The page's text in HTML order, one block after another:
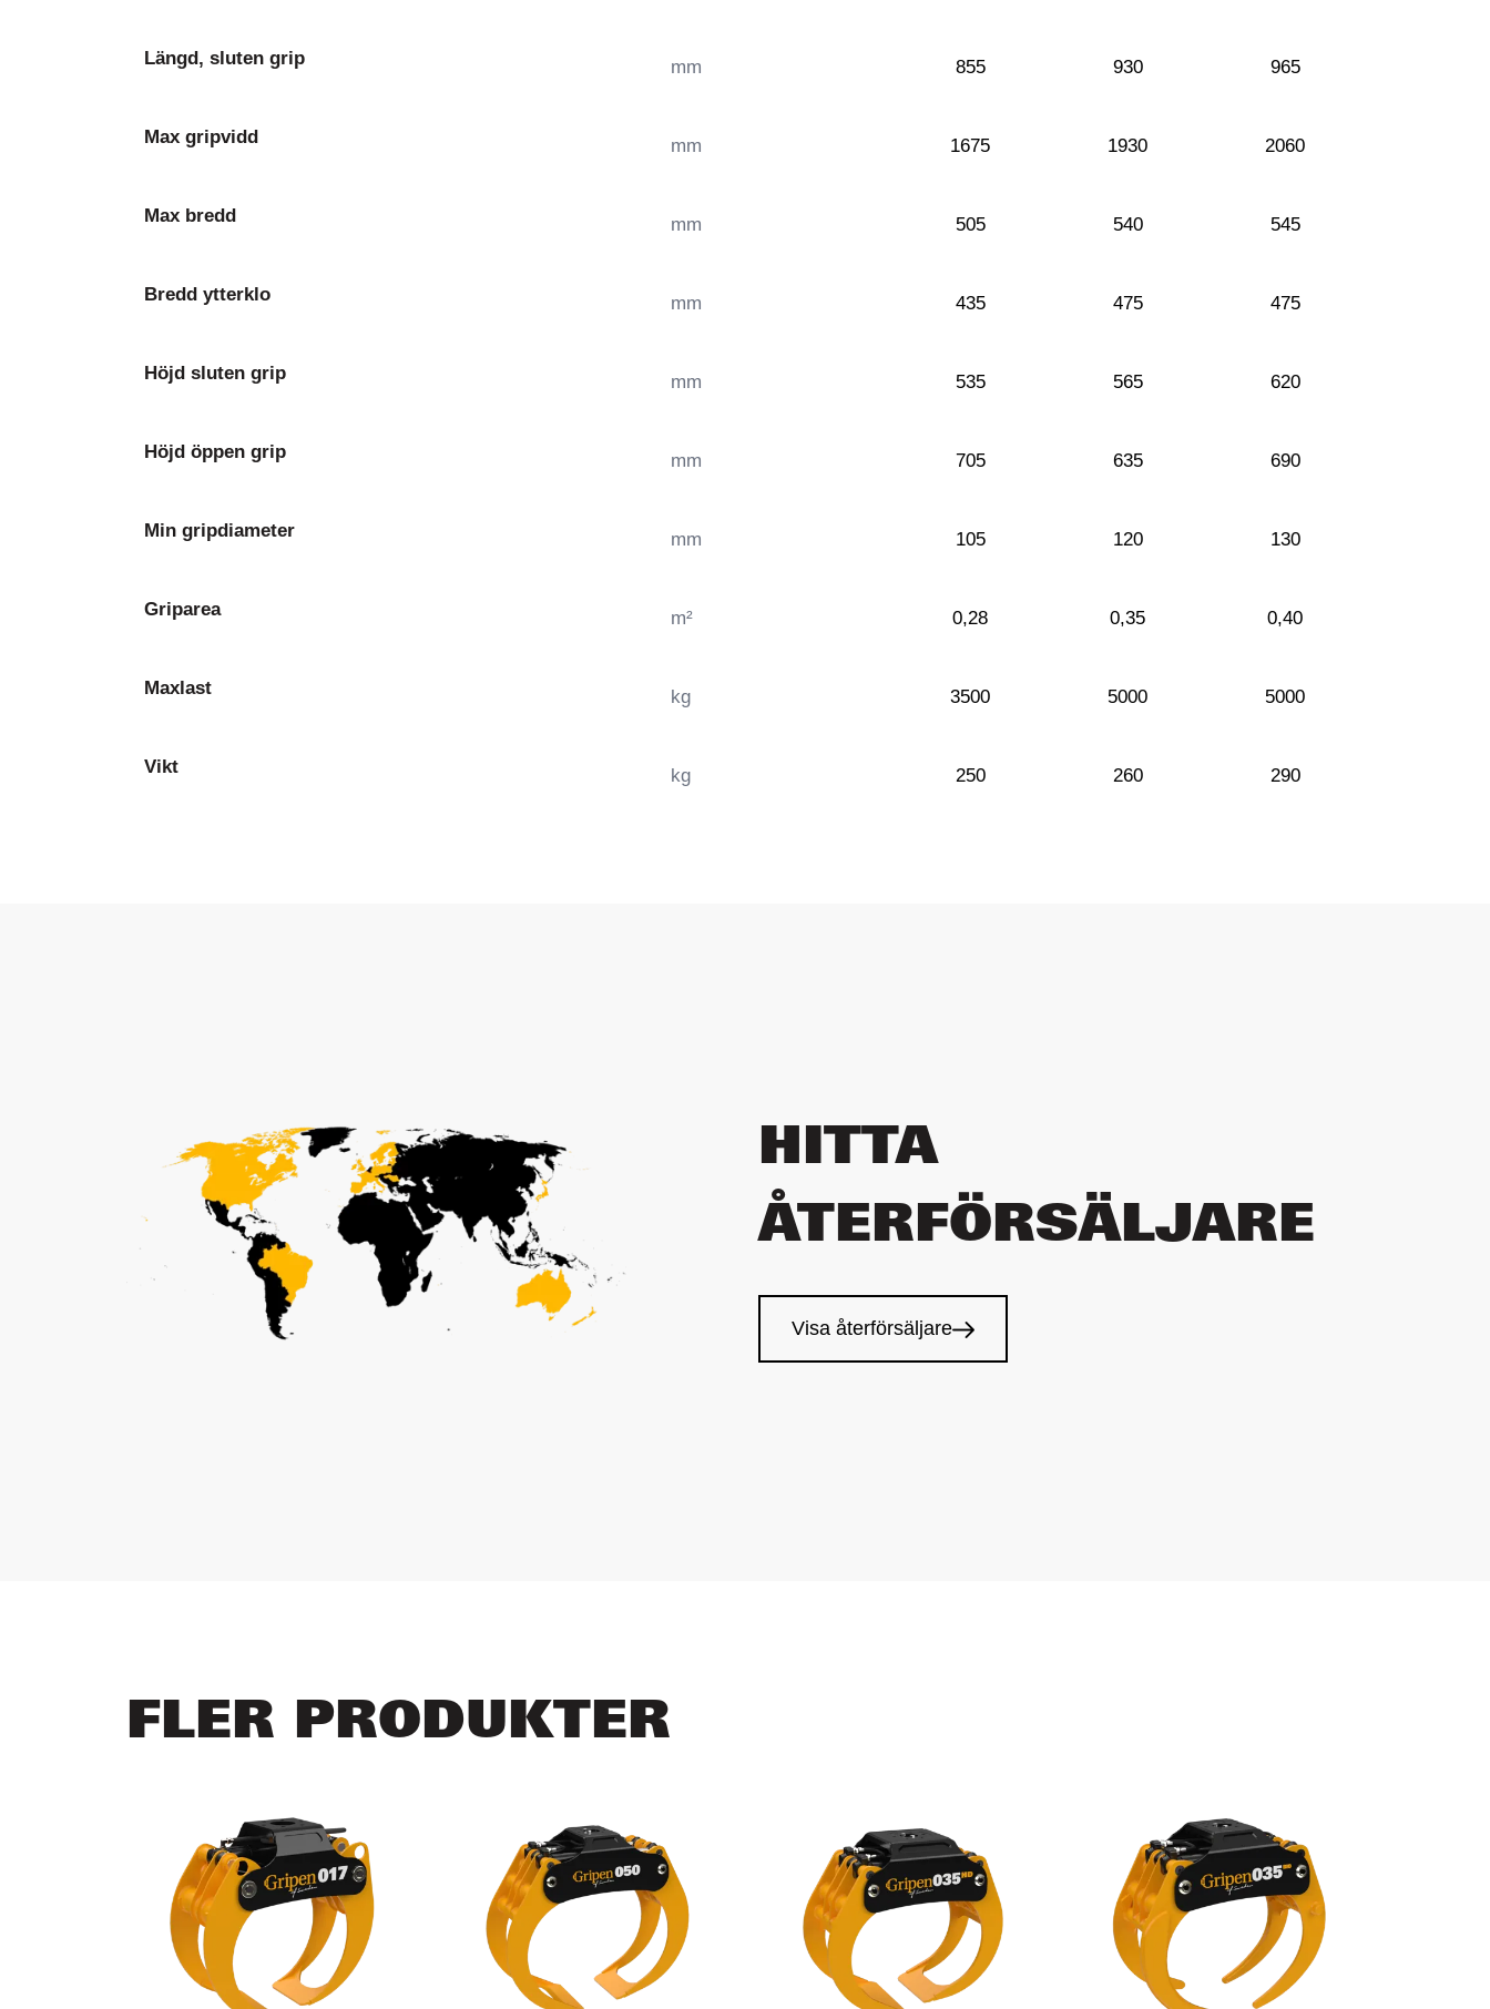
Längd, sluten grip mm 855 930 965
Max gripvidd mm 1675 1930 2060
Max bredd mm 505 540 545
Bredd ytterklo mm 435 475 475
Höjd sluten grip mm 535 565 620
Höjd öppen grip mm 705 635 690
Min gripdiameter mm 105 120 130
Griparea m² 0,28 0,35 0,40
Maxlast kg 3500 5000 5000
Vikt kg 250 260 290
HITTA
ÅTERFÖRSÄLJARE
Visa återförsäljare
FLER PRODUKTER